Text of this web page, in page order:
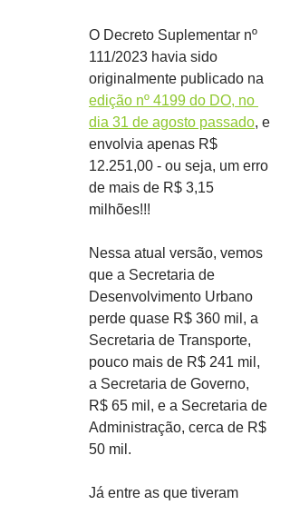
O Decreto Suplementar nº
111/2023 havia sido
originalmente publicado na
edição nº 4199 do DO, no
dia 31 de agosto passado, e
envolvia apenas R$
12.251,00 - ou seja, um erro
de mais de R$ 3,15
milhões!!!
Nessa atual versão, vemos
que a Secretaria de
Desenvolvimento Urbano
perde quase R$ 360 mil, a
Secretaria de Transporte,
pouco mais de R$ 241 mil,
a Secretaria de Governo,
R$ 65 mil, e a Secretaria de
Administração, cerca de R$
50 mil.
Já entre as que tiveram